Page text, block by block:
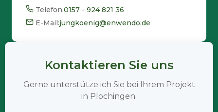
Telefon:0157 - 924 821 36
E-Mail:jungkoenig@enwendo.de
Kontaktieren Sie uns
Gerne unterstütze ich Sie bei Ihrem Projekt
in Plochingen.